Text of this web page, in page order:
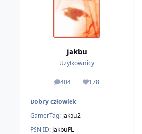
jakbu
Użytkownicy
404
odpowiedzi178
Reputacja
Dobry człowiek
GamerTag: jakbu2
PSN ID: JakbuPL